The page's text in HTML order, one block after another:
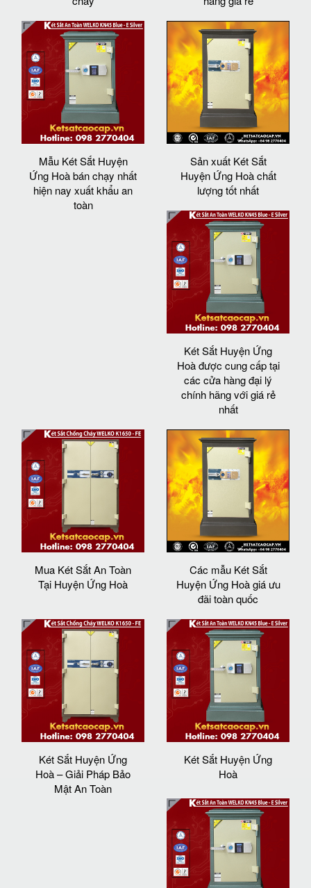
Mẫu Két Sắt Huyện
Ứng Hoà bán chạy nhất
hiện nay xuất khẩu an
toàn
Sản xuất Két Sắt
Huyện Ứng Hoà chất
lượng tốt nhất
Két Sắt Huyện Ứng
Hoà được cung cấp tại
các cửa hàng đại lý
chính hãng với giá rẻ
nhất
Mua Két Sắt An Toàn
Tại Huyện Ứng Hoà
Các mẫu Két Sắt
Huyện Ứng Hoà giá ưu
đãi toàn quốc
Két Sắt Huyện Ứng
Hoà – Giải Pháp Bảo
Mật An Toàn
Két Sắt Huyện Ứng
Hoà